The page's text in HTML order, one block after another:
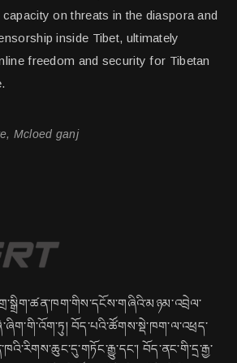
on threats in the diaspora and
inside Tibet, ultimately
freedom and security for Tibetan
Mcloed ganj
བོད་པའི་ཚོགས་སྡེ་ཁག་ལ་འཕྲད་
བོད་ནང་གི་དྲ་རྒྱ་